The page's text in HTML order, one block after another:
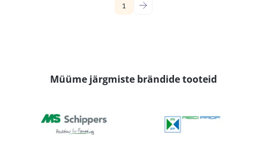
1 →
Müüme järgmiste brändide tooteid